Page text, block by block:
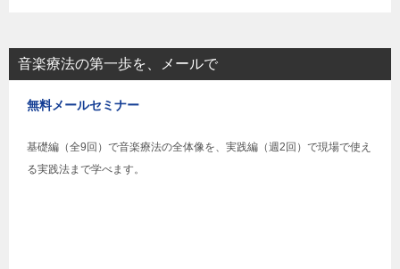
音楽療法の第一歩を、メールで
無料メールセミナー
基礎編（全9回）で音楽療法の全体像を、実践編（週2回）で現場で使え
る実践法まで学べます。